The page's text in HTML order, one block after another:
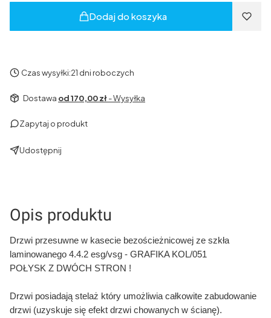
Dodaj do koszyka
Czas wysyłki:21 dni roboczych
Dostawa od 170,00 zł- Wysyłka
Zapytaj o produkt
Udostępnij
Opis produktu
Drzwi przesuwne w kasecie bezościeżnicowej ze szkła
laminowanego 4.4.2 esg/vsg - GRAFIKA KOL/051
POŁYSK Z DWÓCH STRON !
Drzwi posiadają stelaż który umożliwia całkowite zabudowanie
drzwi (uzyskuje się efekt drzwi chowanych w ścianę).